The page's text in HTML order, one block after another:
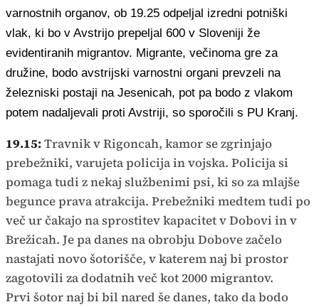
varnostnih organov, ob 19.25 odpeljal izredni potniški
vlak, ki bo v Avstrijo prepeljal 600 v Sloveniji že
evidentiranih migrantov. Migrante, večinoma gre za
družine, bodo avstrijski varnostni organi prevzeli na
železniski postaji na Jesenicah, pot pa bodo z vlakom
potem nadaljevali proti Avstriji, so sporočili s PU Kranj.
19.15:Travnik v Rigoncah, kamor se zgrinjajo
prebežniki, varujeta policija in vojska. Policija si
pomaga tudi z nekaj službenimi psi, ki so za mlajše
begunce prava atrakcija. Prebežniki medtem tudi po
več ur čakajo na sprostitev kapacitet v Dobovi in v
Brežicah. Je pa danes na obrobju Dobove začelo
nastajati novo šotorišče, v katerem naj bi prostor
zagotovili za dodatnih več kot 2000 migrantov.
Prvi šotor naj bi bil nared še danes, tako da bodo